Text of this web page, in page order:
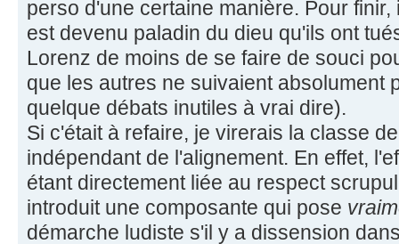
perso d'une certaine manière. Pour
est devenu paladin du dieu qu'ils ont
Lorenz de moins de se faire de souci
que les autres ne suivaient absolument
quelque débats inutiles à vrai dire).
Si c'était à refaire, je virerais la classe
indépendant de l'alignement. En effet,
étant directement liée au respect
introduit une composante qui pose
démarche ludiste s'il y a dissension